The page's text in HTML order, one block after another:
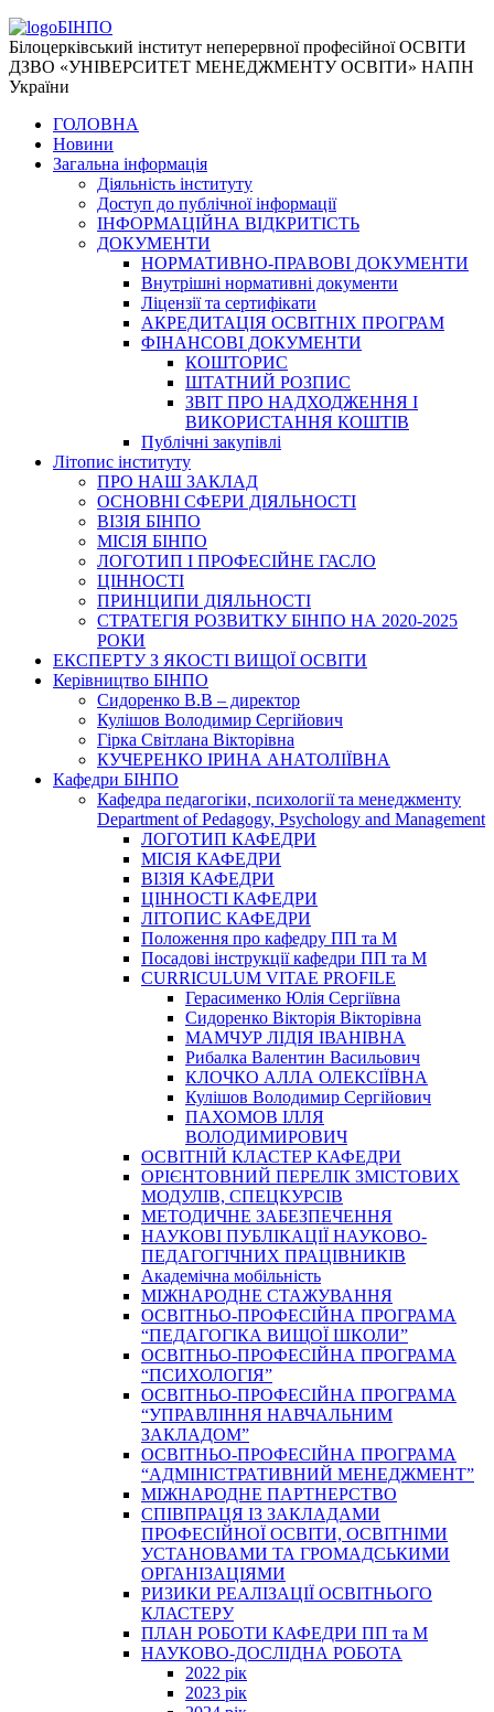
БІНПО
Білоцерківський інститут неперервної професійної ОСВІТИ
ДЗВО «УНІВЕРСИТЕТ МЕНЕДЖМЕНТУ ОСВІТИ» НАПН
України
ГОЛОВНА
Новини
Загальна інформація
Діяльність інституту
Доступ до публічної інформації
ІНФОРМАЦІЙНА ВІДКРИТІСТЬ
ДОКУМЕНТИ
НОРМАТИВНО-ПРАВОВІ ДОКУМЕНТИ
Внутрішні нормативні документи
Ліцензії та сертифікати
АКРЕДИТАЦІЯ ОСВІТНІХ ПРОГРАМ
ФІНАНСОВІ ДОКУМЕНТИ
КОШТОРИС
ШТАТНИЙ РОЗПИС
ЗВІТ ПРО НАДХОДЖЕННЯ І
ВИКОРИСТАННЯ КОШТІВ
Публічні закупівлі
Літопис інституту
ПРО НАШ ЗАКЛАД
ОСНОВНІ СФЕРИ ДІЯЛЬНОСТІ
ВІЗІЯ БІНПО
МІСІЯ БІНПО
ЛОГОТИП І ПРОФЕСІЙНЕ ГАСЛО
ЦІННОСТІ
ПРИНЦИПИ ДІЯЛЬНОСТІ
СТРАТЕГІЯ РОЗВИТКУ БІНПО НА 2020-2025
РОКИ
ЕКСПЕРТУ З ЯКОСТІ ВИЩОЇ ОСВІТИ
Керівництво БІНПО
Сидоренко В.В – директор
Кулішов Володимир Сергійович
Гірка Світлана Вікторівна
КУЧЕРЕНКО ІРИНА АНАТОЛІЇВНА
Кафедри БІНПО
Кафедра педагогіки, психології та менеджменту
Department of Pedagogy, Psychology and Management
ЛОГОТИП КАФЕДРИ
МІСІЯ КАФЕДРИ
ВІЗІЯ КАФЕДРИ
ЦІННОСТІ КАФЕДРИ
ЛІТОПИС КАФЕДРИ
Положення про кафедру ПП та М
Посадові інструкції кафедри ПП та М
CURRICULUM VITAE PROFILE
Герасименко Юлія Сергіївна
Сидоренко Вікторія Вікторівна
МАМЧУР ЛІДІЯ ІВАНІВНА
Рибалка Валентин Васильович
КЛОЧКО АЛЛА ОЛЕКСІЇВНА
Кулішов Володимир Сергійович
ПАХОМОВ ІЛЛЯ
ВОЛОДИМИРОВИЧ
ОСВІТНІЙ КЛАСТЕР КАФЕДРИ
ОРІЄНТОВНИЙ ПЕРЕЛІК ЗМІСТОВИХ
МОДУЛІВ, СПЕЦКУРСІВ
МЕТОДИЧНЕ ЗАБЕЗПЕЧЕННЯ
НАУКОВІ ПУБЛІКАЦІЇ НАУКОВО-
ПЕДАГОГІЧНИХ ПРАЦІВНИКІВ
Академічна мобільність
МІЖНАРОДНЕ СТАЖУВАННЯ
ОСВІТНЬО-ПРОФЕСІЙНА ПРОГРАМА
“ПЕДАГОГІКА ВИЩОЇ ШКОЛИ”
ОСВІТНЬО-ПРОФЕСІЙНА ПРОГРАМА
“ПСИХОЛОГІЯ”
ОСВІТНЬО-ПРОФЕСІЙНА ПРОГРАМА
“УПРАВЛІННЯ НАВЧАЛЬНИМ
ЗАКЛАДОМ”
ОСВІТНЬО-ПРОФЕСІЙНА ПРОГРАМА
“АДМІНІСТРАТИВНИЙ МЕНЕДЖМЕНТ”
МІЖНАРОДНЕ ПАРТНЕРСТВО
СПІВПРАЦЯ ІЗ ЗАКЛАДАМИ
ПРОФЕСІЙНОЇ ОСВІТИ, ОСВІТНІМИ
УСТАНОВАМИ ТА ГРОМАДСЬКИМИ
ОРГАНІЗАЦІЯМИ
РИЗИКИ РЕАЛІЗАЦІЇ ОСВІТНЬОГО
КЛАСТЕРУ
ПЛАН РОБОТИ КАФЕДРИ ПП та М
НАУКОВО-ДОСЛІДНА РОБОТА
2022 рік
2023 рік